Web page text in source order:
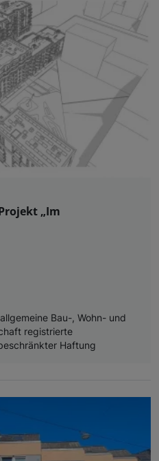
„Im
Bau-, Wohn- und
registrierte
Haftung